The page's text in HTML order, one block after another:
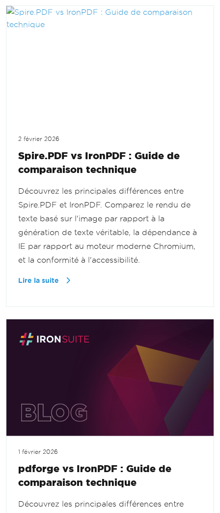
2 février 2026
Spire.PDF vs IronPDF : Guide de
comparaison technique
Découvrez les principales différences entre
Spire.PDF et IronPDF. Comparez le rendu de
texte basé sur l'image par rapport à la
génération de texte véritable, la dépendance à
IE par rapport au moteur moderne Chromium,
et la conformité à l'accessibilité.
Lire la suite
1 février 2026
pdforge vs IronPDF : Guide de
comparaison technique
Découvrez les principales différences entre